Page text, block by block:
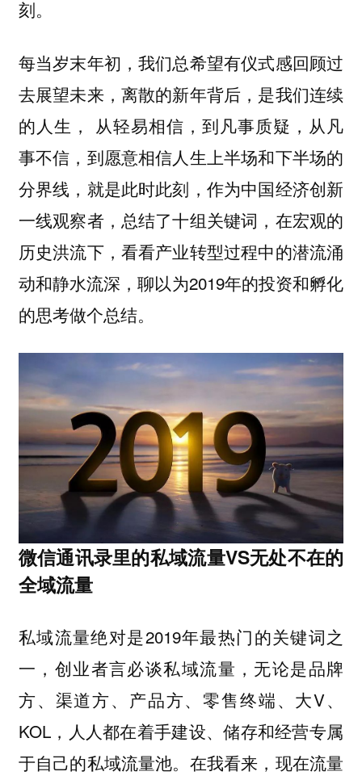
刻。
每当岁末年初，我们总希望有仪式感回顾过
去展望未来，离散的新年背后，是我们连续
的人生， 从轻易相信，到凡事质疑，从凡
事不信，到愿意相信人生上半场和下半场的
分界线，就是此时此刻，作为中国经济创新
一线观察者，总结了十组关键词，在宏观的
历史洪流下，看看产业转型过程中的潜流涌
动和静水流深，聊以为2019年的投资和孵化
的思考做个总结。
微信通讯录里的私域流量VS无处不在的
全域流量
私域流量绝对是2019年最热门的关键词之
一，创业者言必谈私域流量，无论是品牌
方、渠道方、产品方、零售终端、大V、
KOL，人人都在着手建设、储存和经营专属
于自己的私域流量池。在我看来，现在流量